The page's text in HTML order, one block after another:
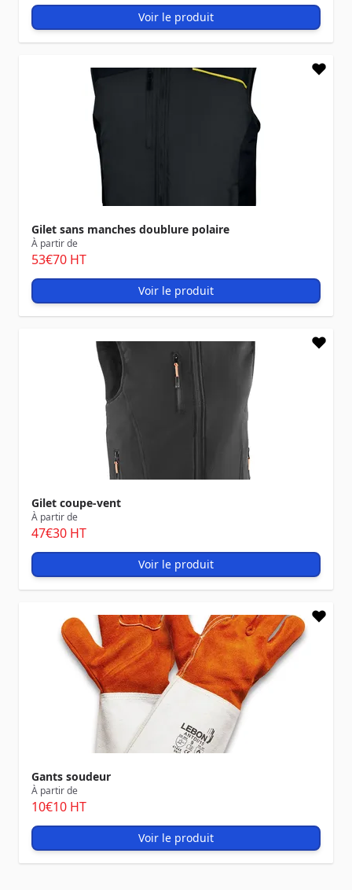
Voir le produit
Gilet sans manches doublure polaire
À partir de
53€70 HT
Voir le produit
Gilet coupe-vent
À partir de
47€30 HT
Voir le produit
Gants soudeur
À partir de
10€10 HT
Voir le produit